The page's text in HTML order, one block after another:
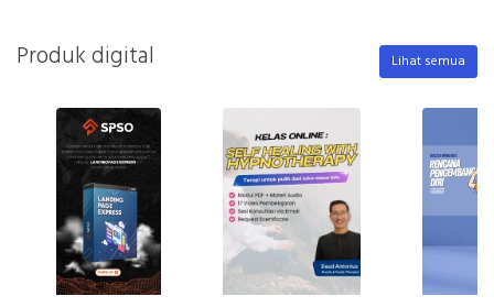
Produk digital Lihat semua